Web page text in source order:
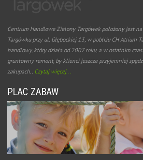
Centrum Handlowe Zielony Targówek położony jest
Targówku przy ul. Głębockiej 13, w pobliżu CH Atrium
handlowy, który działa od 2007 roku, a w ostatnim
gruntowny remont, by klienci jeszcze przyjemniej
zakupach.. Czytaj więcej...
PLAC ZABAW